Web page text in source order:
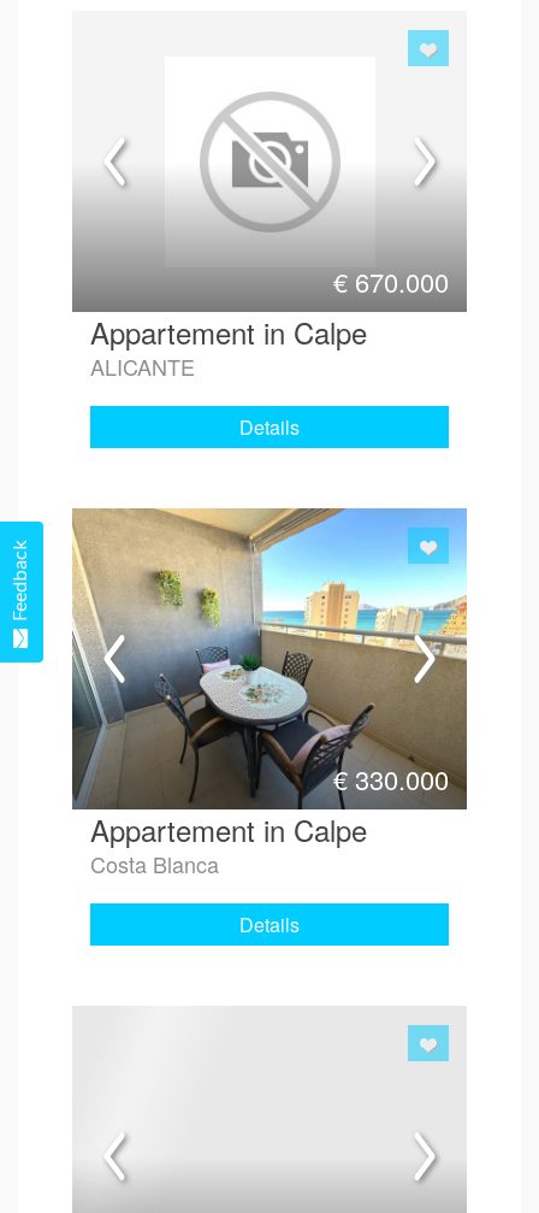
€ 670.000
Appartement in Calpe
ALICANTE
Details
€330.000
Appartement in Calpe
Costa Blanca
Details
Feedback